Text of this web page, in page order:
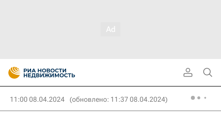
11:00 08.04.2024 (обновлено: 11:37 08.04.2024)